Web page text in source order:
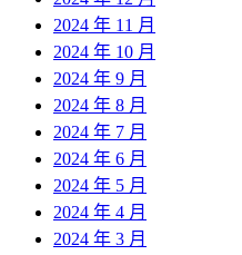
2024 年 11 月
2024 年 10 月
2024 年 9 月
2024 年 8 月
2024 年 7 月
2024 年 6 月
2024 年 5 月
2024 年 4 月
2024 年 3 月